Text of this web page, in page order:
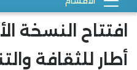
افتتاح النسخة
أطار للثقافة